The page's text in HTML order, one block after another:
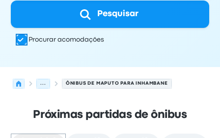
Pesquisar
Procurar acomodações
... ÔNIBUS DE MAPUTO PARA INHAMBANE
Próximas partidas de ônibus